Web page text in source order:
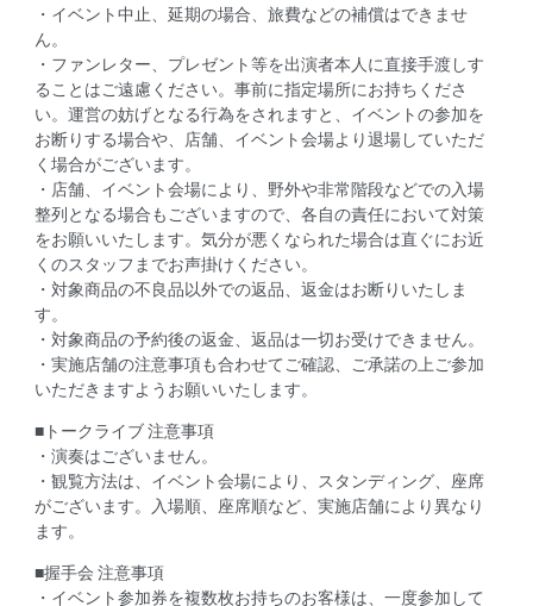
・イベント中止、延期の場合、旅費などの補償はできませ
ん。
・ファンレター、プレゼント等を出演者本人に直接手渡しす
ることはご遠慮ください。事前に指定場所にお持ちくださ
い。運営の妨げとなる行為をされますと、イベントの参加を
お断りする場合や、店舗、イベント会場より退場していただ
く場合がございます。
・店舗、イベント会場により、野外や非常階段などでの入場
整列となる場合もございますので、各自の責任において対策
をお願いいたします。気分が悪くなられた場合は直ぐにお近
くのスタッフまでお声掛けください。
・対象商品の不良品以外での返品、返金はお断りいたしま
す。
・対象商品の予約後の返金、返品は一切お受けできません。
・実施店舗の注意事項も合わせてご確認、ご承諾の上ご参加
いただきますようお願いいたします。
■トークライブ 注意事項
・演奏はございません。
・観覧方法は、イベント会場により、スタンディング、座席
がございます。入場順、座席順など、実施店舗により異なり
ます。
■握手会 注意事項
・イベント参加券を複数枚お持ちのお客様は、一度参加して